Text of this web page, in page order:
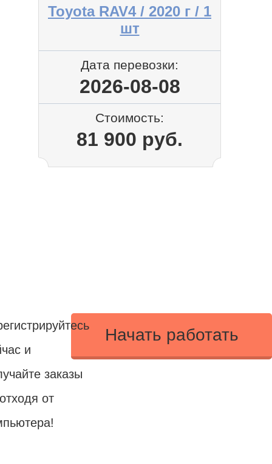
Toyota RAV4 / 2020 г / 1
шт
Дата перевозки:
2026-08-08
Стоимость:
81 900 руб.
Начать работать
и
заказы
от